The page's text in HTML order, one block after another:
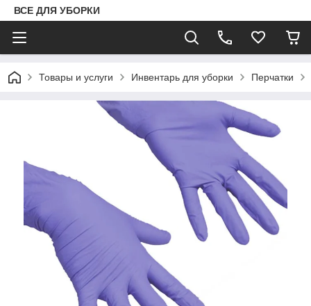
ВСЕ ДЛЯ УБОРКИ
Товары и услуги Инвентарь для уборки Перчатки